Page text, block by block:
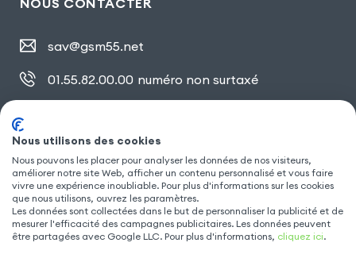
NOUS CONTACTER
sav@gsm55.net
01.55.82.00.00 numéro non surtaxé
SUIVEZ NOUS
Nous utilisons des cookies
Nous pouvons les placer pour analyser les données de nos visiteurs,
améliorer notre site Web, afficher un contenu personnalisé et vous faire
vivre une expérience inoubliable. Pour plus d'informations sur les cookies
que nous utilisons, ouvrez les paramètres.
Les données sont collectées dans le but de personnaliser la publicité et de
mesurer l'efficacité des campagnes publicitaires. Les données peuvent
être partagées avec Google LLC. Pour plus d'informations, cliquez ici.